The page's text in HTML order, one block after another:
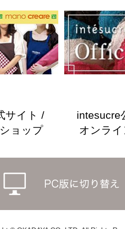
サイト /
ョップ
intesucre
オンラ